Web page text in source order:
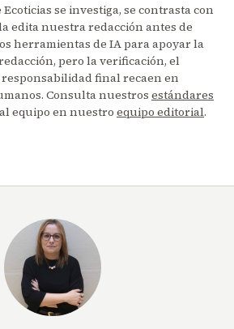
se investiga, se contrasta con
edita nuestra redacción antes de
herramientas de IA para apoyar la
pero la verificación, el
final recaen en
Consulta nuestros estándares
equipo en nuestro equipo editorial.